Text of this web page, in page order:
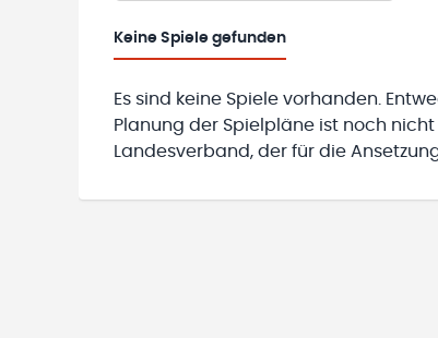
Keine Spiele gefunden
Es sind keine Spiele vorhanden.
Planung der Spielpläne ist noch
Landesverband, der für die